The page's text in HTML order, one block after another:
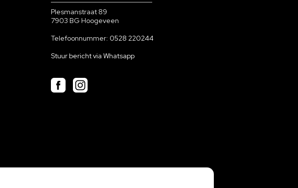
Plesmanstraat 89
7903 BG Hoogeveen
Telefoonnummer: 0528 220244
Stuur bericht via Whatsapp